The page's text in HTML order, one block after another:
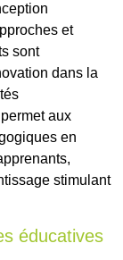
et
sont
dans la
aux
en
stimulant
éducatives